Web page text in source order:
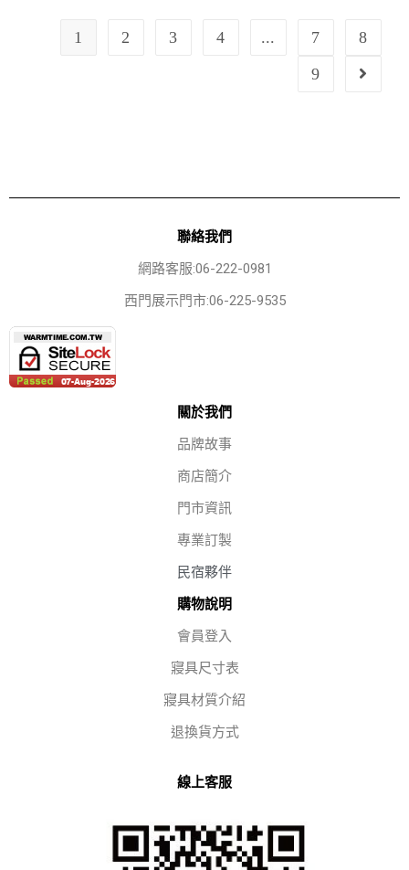
1 2 3 4 ... 7
8
9
聯絡我們
網路客服:06-222-0981
西門展示門市:06-225-9535
關於我們
品牌故事
商店簡介
門市資訊
專業訂製
民宿夥伴
購物說明
會員登入
寢具尺寸表
寢具材質介紹
退換貨方式
線上客服